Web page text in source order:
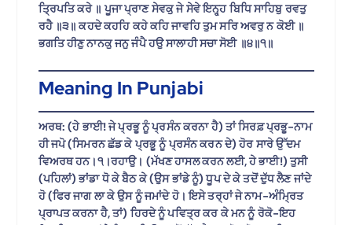
ਤ੍ਰਿਪਤਿ ਕਰੇ ॥ ਪੂਜਾ ਪ੍ਰਾਣ ਸੇਵਕੁ ਜੇ ਸੇਵੇ ਇਨ੍ਹ੍ਹ ਬਿਧਿ ਸਾਹਿਬੁ ਰਵਤੁ
ਰਹੈ ॥੩॥ ਕਹਦੇ ਕਹਹਿ ਕਹੇ ਕਹਿ ਜਾਵਹਿ ਤੁਮ ਸਰਿ ਅਵਰੁ ਨ ਕੋਈ ॥
ਭਗਤਿ ਹੀਣੁ ਨਾਨਕੁ ਜਨੁ ਜੰਪੈ ਹਉ ਸਾਲਾਹੀ ਸਚਾ ਸੋਈ ॥੪॥੧॥
Meaning In Punjabi
ਅਰਥ: (ਹੇ ਭਾਈ! ਜੇ ਪ੍ਰਭੂ ਨੂੰ ਪ੍ਰਸੰਨ ਕਰਨਾ ਹੈ) ਤਾਂ ਸਿਰਫ਼ ਪ੍ਰਭੂ-ਨਾਮ
ਹੀ ਜਪੋ (ਸਿਮਰਨ ਛੱਡ ਕੇ ਪ੍ਰਭੂ ਨੂੰ ਪ੍ਰਸੰਨ ਕਰਨ ਦੇ) ਹੋਰ ਸਾਰੇ ਉੱਦਮ
ਵਿਅਰਥ ਹਨ।੧।ਰਹਾਉ। (ਮੱਖਣ ਹਾਸਲ ਕਰਨ ਲਈ, ਹੇ ਭਾਈ!) ਤੁਸੀ
(ਪਹਿਲਾਂ) ਭਾਂਡਾ ਧੋ ਕੇ ਬੈਠ ਕੇ (ਉਸ ਭਾਂਡੇ ਨੂੰ) ਧੂਪ ਦੇ ਕੇ ਤਦੋਂ ਦੁੱਧ ਲੈਣ ਜਾਂਦੇ
ਹੋ (ਫਿਰ ਜਾਗ ਲਾ ਕੇ ਉਸ ਨੂੰ ਜਮਾਂਦੇ ਹੋ। ਇਸੇ ਤਰ੍ਹਾਂ ਜੇ ਨਾਮ-ਅੰਮ੍ਰਿਤ
ਪ੍ਰਾਪਤ ਕਰਨਾ ਹੈ, ਤਾਂ) ਹਿਰਦੇ ਨੂੰ ਪਵਿਤ੍ਰ ਕਰ ਕੇ ਮਨ ਨੂੰ ਰੋਕੋ-ਇਹ